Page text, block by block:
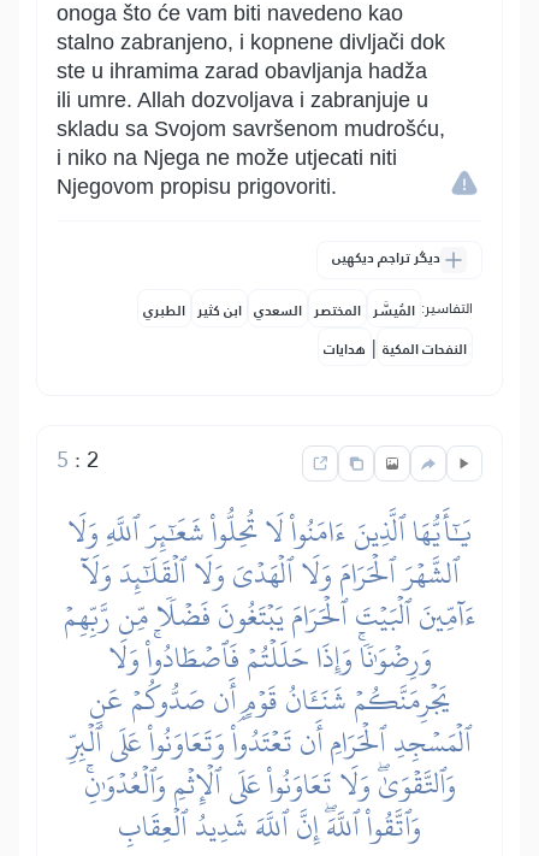
onoga što će vam biti navedeno kao
stalno zabranjeno, i kopnene divljači dok
ste u ihramima zarad obavljanja hadža
ili umre. Allah dozvoljava i zabranjuje u
skladu sa Svojom savršenom mudrošću,
i niko na Njega ne može utjecati niti
Njegovom propisu prigovoriti.
دیگر تراجم دیکھیں
التفاسير: المُيسَّر المختصر السعدي ابن كثير الطبري
النفحات المكية | هدايات
2
:
5
يَٰٓأَيُّهَا ٱلَّذِينَ ءَامَنُواْ لَا تُحِلُّواْ شَعَٰٓئِرَ ٱللَّهِ وَلَا
ٱلشَّهۡرَ ٱلۡحَرَامَ وَلَا ٱلۡهَدۡيَ وَلَا ٱلۡقَلَٰٓئِدَ وَلَآ
ءَآمِّينَ ٱلۡبَيۡتَ ٱلۡحَرَامَ يَبۡتَغُونَ فَضۡلٗا مِّن رَّبِّهِمۡ
وَرِضۡوَٰنٗاۚ وَإِذَا حَلَلۡتُمۡ فَٱصۡطَادُواْۚ وَلَا
يَجۡرِمَنَّكُمۡ شَنَـَٔانُ قَوۡمٍ أَن صَدُّوكُمۡ عَنِ
ٱلۡمَسۡجِدِ ٱلۡحَرَامِ أَن تَعۡتَدُواْۘ وَتَعَاوَنُواْ عَلَى ٱلۡبِرِّ
وَٱلتَّقۡوَىٰۖ وَلَا تَعَاوَنُواْ عَلَى ٱلۡإِثۡمِ وَٱلۡعُدۡوَٰنِۚ
وَٱتَّقُواْ ٱللَّهَۖ إِنَّ ٱللَّهَ شَدِيدُ ٱلۡعِقَابِ